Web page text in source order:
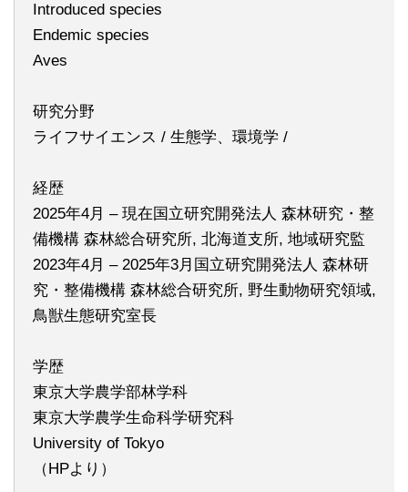
Introduced species
Endemic species
Aves
研究分野
ライフサイエンス / 生態学、環境学 /
経歴
2025年4月 – 現在国立研究開発法人 森林研究・整
備機構 森林総合研究所, 北海道支所, 地域研究監
2023年4月 – 2025年3月国立研究開発法人 森林研
究・整備機構 森林総合研究所, 野生動物研究領域,
鳥獣生態研究室長
学歴
東京大学農学部林学科
東京大学農学生命科学研究科
University of Tokyo
（HPより）